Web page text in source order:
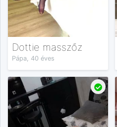
Dottie masszőz
Pápa, 40 éves